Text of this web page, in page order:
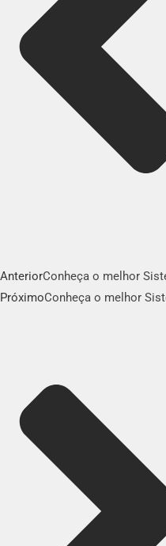
AnteriorConheça o melhor
PróximoConheça o melhor